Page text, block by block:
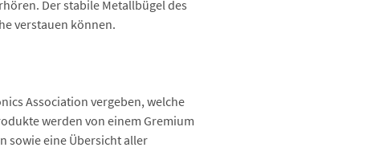
Der stabile Metallbügel des
verstauen können.
Association vergeben, welche
werden von einem Gremium
sowie eine Übersicht aller